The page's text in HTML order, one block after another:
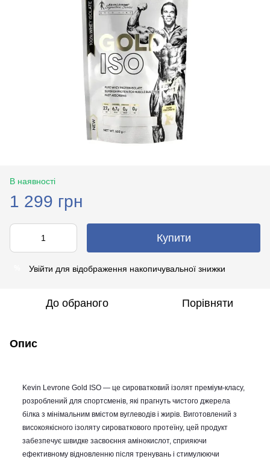
В наявності
1 299 грн
Купити
Увійти для відображення накопичувальної знижки
До обраного Порівняти
Опис
Kevin Levrone Gold ISO — це сироватковий ізолят преміум-класу,
розроблений для спортсменів, які прагнуть чистого джерела
білка з мінімальним вмістом вуглеводів і жирів. Виготовлений з
високоякісного ізоляту сироваткового протеїну, цей продукт
забезпечує швидке засвоєння амінокислот, сприяючи
ефективному відновленню після тренувань і стимулюючи